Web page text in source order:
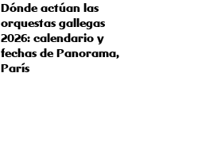
Dónde actúan las
orquestas gallegas
2026: calendario y
fechas de Panorama,
París